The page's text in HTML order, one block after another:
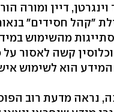
וינגרטן, דיין ומורה
"קהל חסידים"
מהשימוש
קשה לאסור על
הוא לשימוש
נראה מדעת רוב